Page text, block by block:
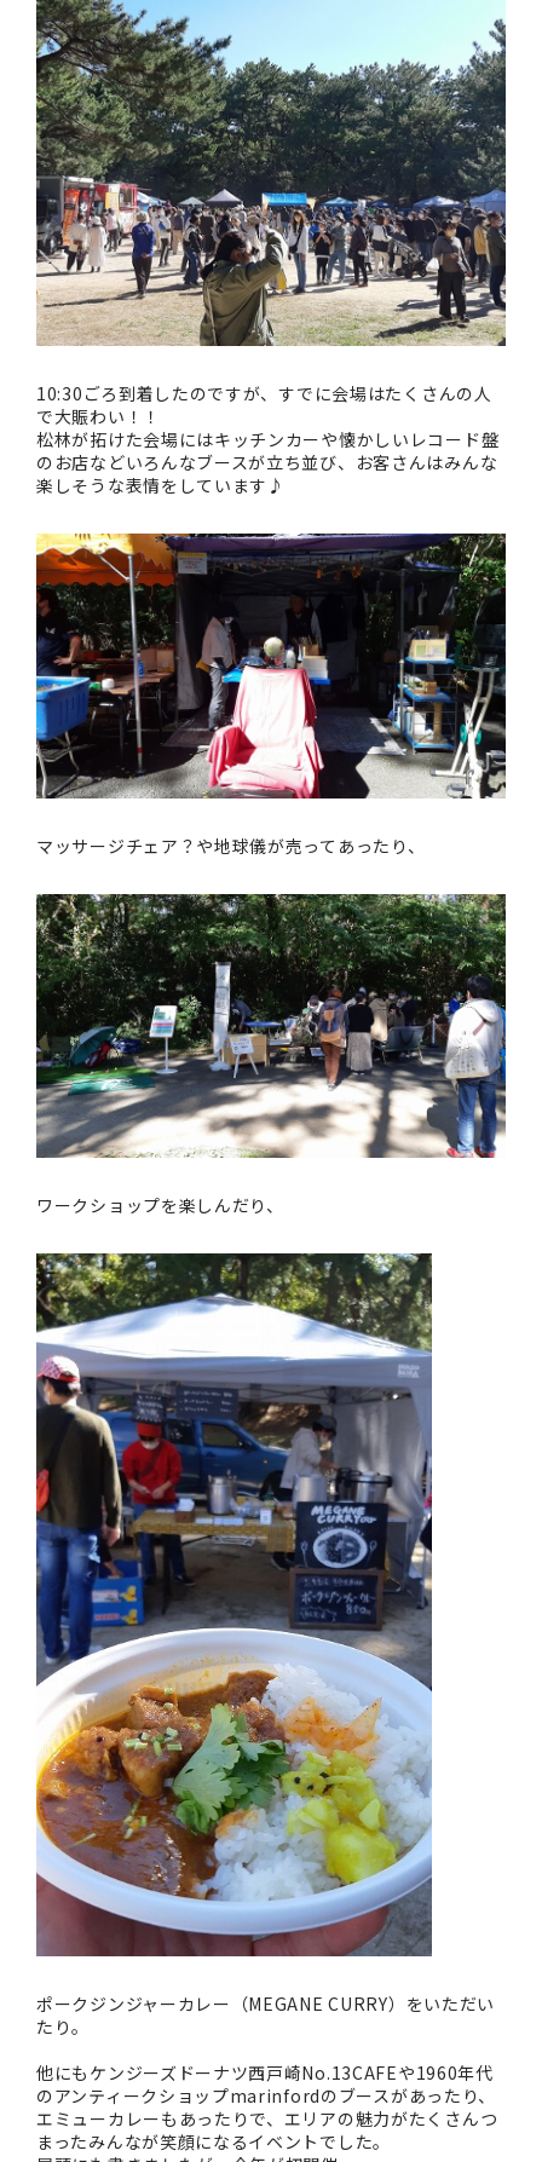
10:30ごろ到着したのですが、すでに会場はたくさんの人
で大賑わい！！
松林が拓けた会場にはキッチンカーや懐かしいレコード盤
のお店などいろんなブースが立ち並び、お客さんはみんな
楽しそうな表情をしています♪
マッサージチェア？や地球儀が売ってあったり、
ワークショップを楽しんだり、
ポークジンジャーカレー（MEGANE CURRY）をいただい
たり。
他にもケンジーズドーナツ西戸崎No.13CAFEや1960年代
のアンティークショップmarinfordのブースがあったり、
エミューカレーもあったりで、エリアの魅力がたくさんつ
まったみんなが笑顔になるイベントでした。